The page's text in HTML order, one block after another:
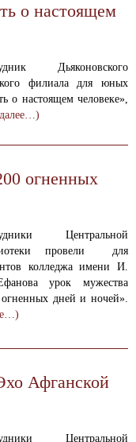
о настоящем
Дьяконовского
филиала для юных
о настоящем человеке»,
огненных
Центральной
провели для
колледжа имени И.
урок мужества
дней и ночей».
Афганской
Центральной